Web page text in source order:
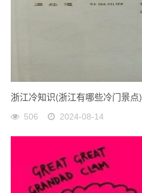
浙江冷知识(浙江有哪些冷门景点)
506 2024-08-14